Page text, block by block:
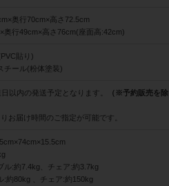
奥行70cm×高さ72.5cm
奥行49cm×高さ76cm(座面高:42cm)
貼り)
チール(粉体塗装)
以内の発送予定となります。
（※予約販売を除
お届け時間のご指定が可能です。
ル:約7.4kg、チェア:約3.7kg
:約80kg 、チェア:約150kg